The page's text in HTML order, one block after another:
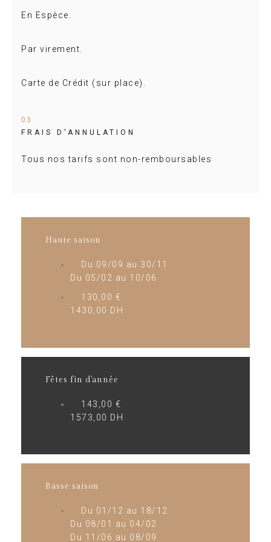
En Espèce.
Par virement.
Carte de Crédit (sur place).
03
FRAIS D'ANNULATION
Tous nos tarifs sont non-remboursables
Haute saison
Du 09/09 au 30/11
Du 05/02 au 10/06
130,00 €
1430,00 DH
Fêtes fin d'année
143,00 €
1573,00 DH
Basse saison
Du 01/12 au 18/12
Du 08/01 au 04/02
Du 11/06 au 08/09